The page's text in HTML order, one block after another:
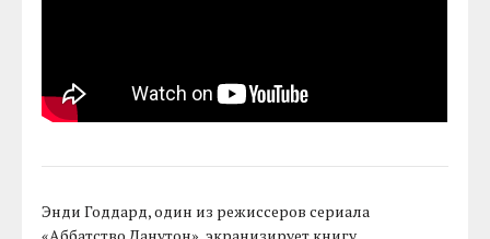
Энди Годдард, один из режиссеров сериала